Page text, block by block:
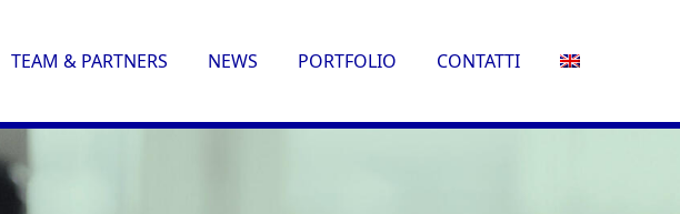
TEAM & PARTNERS NEWS PORTFOLIO CONTATTI